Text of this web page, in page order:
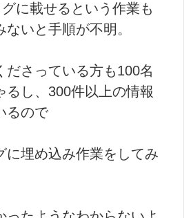
に載せるという作業も
いと手順が不明。
ださっている方も100名
るし、300件以上の情報
るので
に埋め込み作業をしてみ